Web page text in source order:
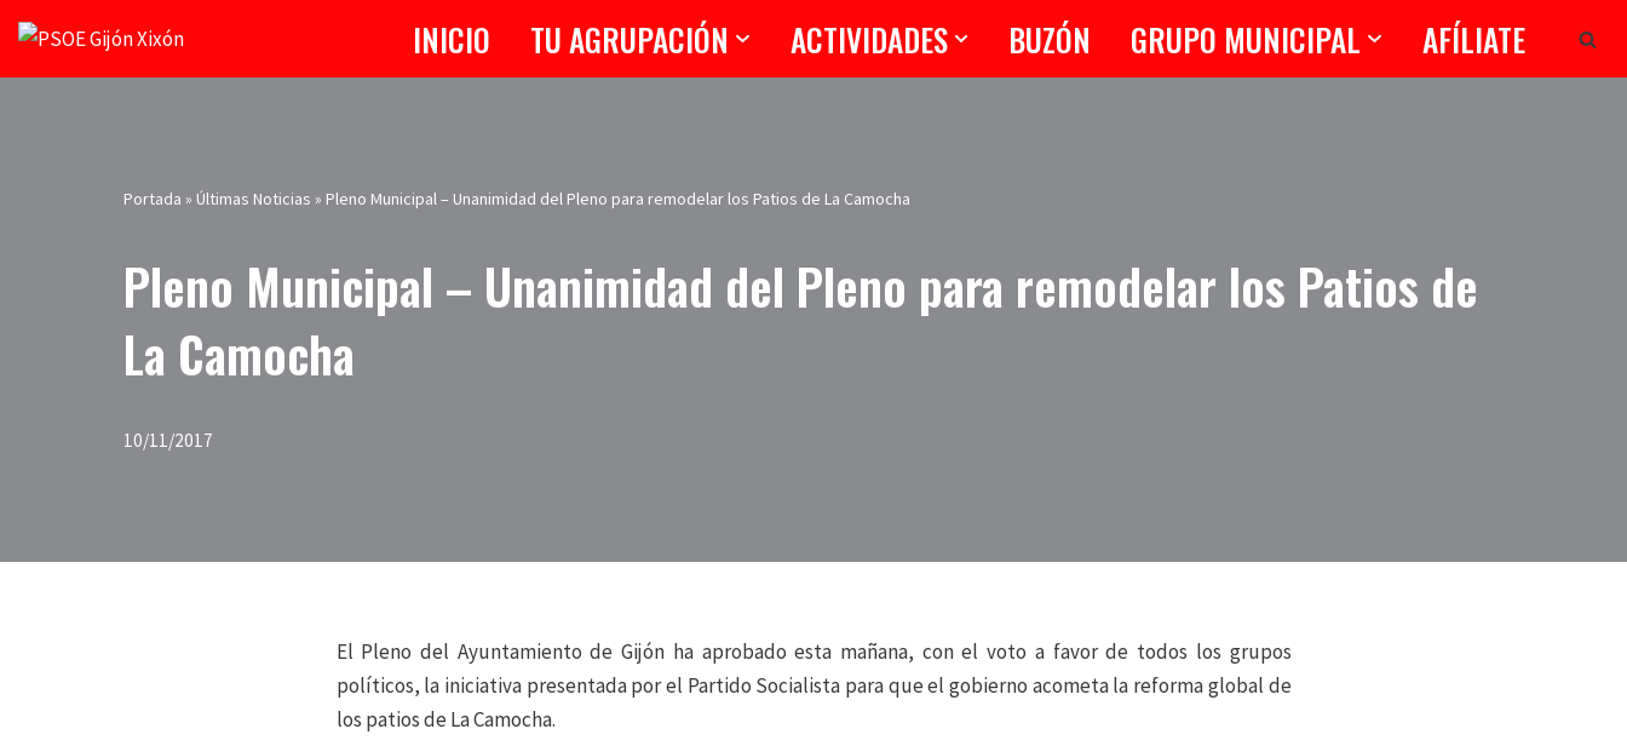
INICIO TU AGRUPACIÓN ACTIVIDADES BUZÓN GRUPO MUNICIPAL AFÍLIATE
Portada » Últimas Noticias » Pleno Municipal – Unanimidad del Pleno para remodelar los Patios de La Camocha
Pleno Municipal – Unanimidad del Pleno para remodelar los Patios de
La Camocha
10/11/2017
El Pleno del Ayuntamiento de Gijón ha aprobado esta mañana, con el voto a favor de todos los grupos
políticos, la iniciativa presentada por el Partido Socialista para que el gobierno acometa la reforma global de
los patios de La Camocha.